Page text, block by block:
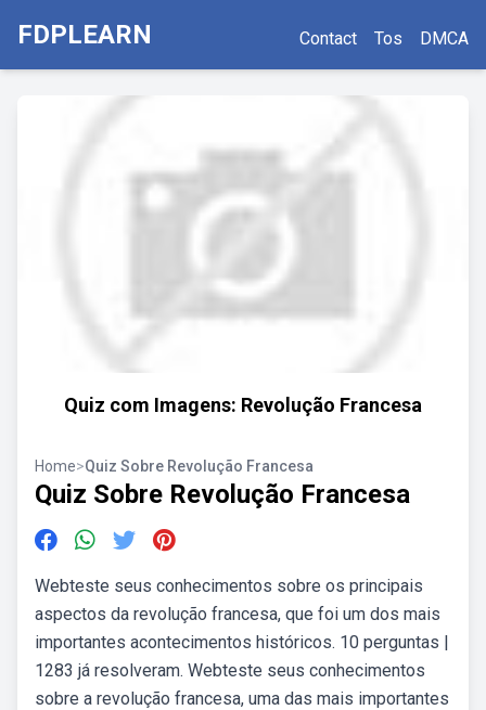
FDPLEARN Contact Tos DMCA
Quiz com Imagens: Revolução Francesa
Home>Quiz Sobre Revolução Francesa
Quiz Sobre Revolução Francesa
Webteste seus conhecimentos sobre os principais
aspectos da revolução francesa, que foi um dos mais
importantes acontecimentos históricos. 10 perguntas |
1283 já resolveram. Webteste seus conhecimentos
sobre a revolução francesa, uma das mais importantes